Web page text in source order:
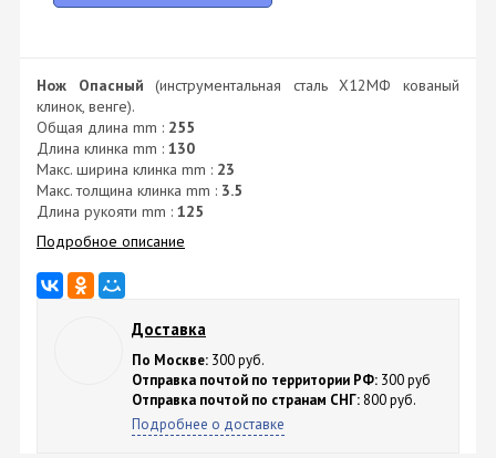
Нож Опасный (инструментальная сталь Х12МФ кованый
клинок, венге).
Общая длина mm : 255
Длина клинка mm : 130
Макс. ширина клинка mm : 23
Макс. толщина клинка mm : 3.5
Длина рукояти mm : 125
Подробное описание
Доставка
По Москве: 300 руб.
Отправка почтой по территории РФ: 300 руб
Отправка почтой по странам СНГ: 800 руб.
Подробнее о доставке